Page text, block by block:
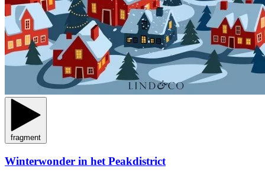
fragment
Winterwonder in het Peakdistrict